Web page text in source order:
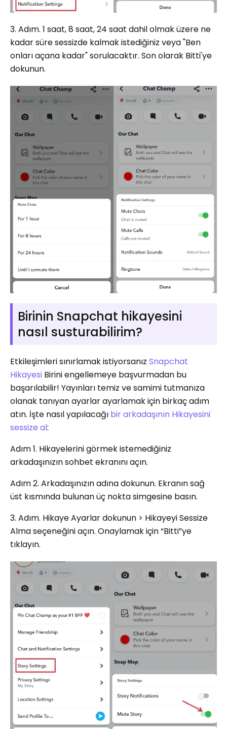
3. Adım. 1 saat, 8 saat, 24 saat dahil olmak üzere ne
kadar süre sessizde kalmak istediğiniz veya "Ben
onları açana kadar" sorulacaktır. Son olarak Bitti'ye
dokunun.
Birinin Snapchat hikayesini
nasıl susturabilirim?
Etkileşimleri sınırlamak istiyorsanız Snapchat
Hikayesi Birini engellemeye başvurmadan bu
başarılabilir! Yayınları temiz ve samimi tutmanıza
olanak tanıyan ayarlar ayarlamak için birkaç adım
atın. İşte nasıl yapılacağı bir arkadaşının Hikayesini
sessize al:
Adım 1. Hikayelerini görmek istemediğiniz
arkadaşınızın sohbet ekranını açın.
Adım 2. Arkadaşınızın adına dokunun. Ekranın sağ
üst kısmında bulunan üç nokta simgesine basın.
3. Adım. Hikaye Ayarlar dokunun > Hikayeyi Sessize
Alma seçeneğini açın. Onaylamak için “Bitti”ye
tıklayın.